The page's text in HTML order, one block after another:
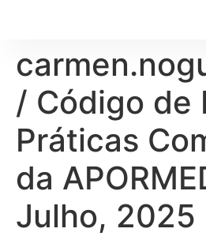
/ Código de
Práticas
da
Julho, 2025